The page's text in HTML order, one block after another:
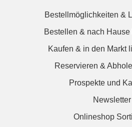
Bestellmöglichkeiten &
Bestellen & nach
Kaufen & in den Markt
Reservieren &
Prospekte und
Newsletter
Onlineshop